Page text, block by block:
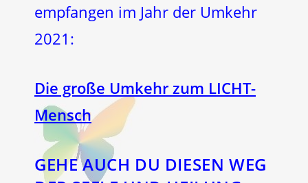
empfangen im Jahr der Umkehr
2021:
Die große Umkehr zum LICHT-
Mensch
GEHE AUCH DU DIESEN WEG